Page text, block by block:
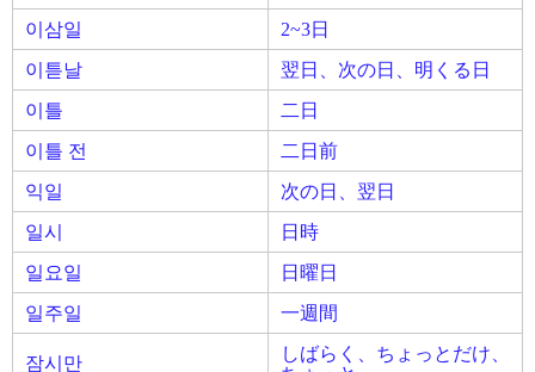
이삼일
2~3日
이튿날
翌日、次の日、明くる日
이틀
二日
이틀 전
二日前
익일
次の日、翌日
일시
日時
일요일
日曜日
일주일
一週間
잠시만
しばらく、ちょっとだけ、